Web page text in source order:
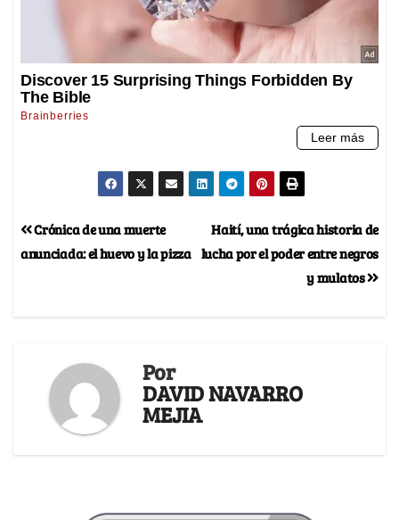
Haití, una trágica historia de
lucha por el poder entre negros
y mulatos
Crónica de una muerte
anunciada: el huevo y la pizza
Por
DAVID NAVARRO
MEJIA